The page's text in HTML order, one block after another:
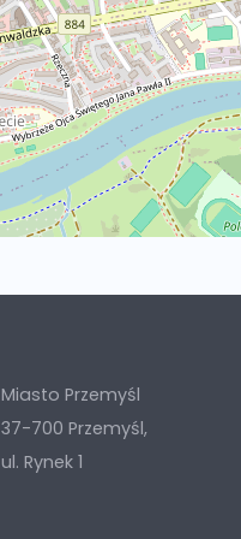
Miasto Przemyśl
37-700 Przemyśl,
ul. Rynek 1